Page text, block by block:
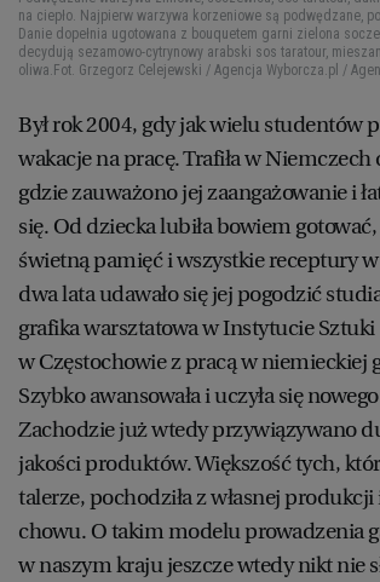
na ciepło. Najpierw warzywa korzeniowe są podwędzane,
Danie dopełnia ugotowana z bouquetem garni zielona
decydują sezamowo-cytrynowy arabski sos taratour,
oliwa. Fot. Grzegorz Celejewski / Agencja Wyborcza.pl /
Był rok 2004, gdy jak wielu studentów
wakacje na pracę. Trafiła w
gdzie zauważono jej zaangażowanie i
się. Od dziecka lubiła bowiem
świetną pamięć i wszystkie receptury w
dwa lata udawało się jej pogodzić
grafika warsztatowa w Instytucie Sztuki
w Częstochowie z pracą w niemieckiej
Szybko awansowała i uczyła się
Zachodzie już wtedy przywiązywano
jakości produktów. Większość tych,
talerze, pochodziła z własnej produkcji
chowu. O takim modelu prowadzenia
w naszym kraju jeszcze wtedy nikt nie